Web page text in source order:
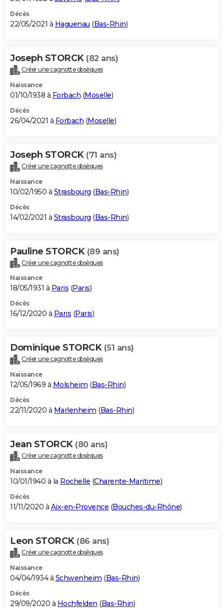
Décès
22/05/2021 à Haguenau (Bas-Rhin)
Joseph STORCK (82 ans)
Créer une cagnotte obsèques
Naissance
01/10/1938 à Forbach (Moselle)
Décès
26/04/2021 à Forbach (Moselle)
Joseph STORCK (71 ans)
Créer une cagnotte obsèques
Naissance
10/02/1950 à Strasbourg (Bas-Rhin)
Décès
14/02/2021 à Strasbourg (Bas-Rhin)
Pauline STORCK (89 ans)
Créer une cagnotte obsèques
Naissance
18/05/1931 à Paris (Paris)
Décès
16/12/2020 à Paris (Paris)
Dominique STORCK (51 ans)
Créer une cagnotte obsèques
Naissance
12/05/1969 à Molsheim (Bas-Rhin)
Décès
22/11/2020 à Marlenheim (Bas-Rhin)
Jean STORCK (80 ans)
Créer une cagnotte obsèques
Naissance
10/01/1940 à la Rochelle (Charente-Maritime)
Décès
11/11/2020 à Aix-en-Provence (Bouches-du-Rhône)
Leon STORCK (86 ans)
Créer une cagnotte obsèques
Naissance
04/04/1934 à Schwenheim (Bas-Rhin)
Décès
29/09/2020 à Hochfelden (Bas-Rhin)